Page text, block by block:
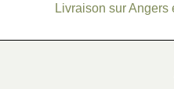
Livraison sur Angers